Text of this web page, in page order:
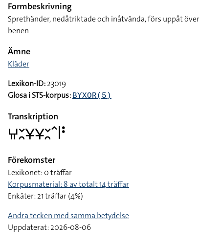
Formbeskrivning
Sprethänder, nedåtriktade och inåtvända, förs uppåt över
benen
Ämne
Kläder
Lexikon-ID:23019
Glosa i STS-korpus: BYXOR(5)
Transkription
􌤚􌥖􌥘􌥃􌥃􌥖􌥘􌥦􌥼􌥻
Förekomster
Lexikonet: 0 träffar
Korpusmaterial: 8 av totalt 14 träffar
Enkäter: 21 träffar (4%)
Andra tecken med samma betydelse
Uppdaterat: 2026-08-06